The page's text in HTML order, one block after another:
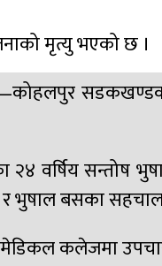
मृत्यु भएको छ ।
२४ वर्षिय सन्तोष
र भुषाल बसका
मेडिकल कलेजमा